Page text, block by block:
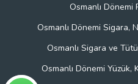
Osmanlı
Osmanlı Dönemi Sigara,
Osmanlı Sigara ve
Osmanlı Dönemi Yüzük,